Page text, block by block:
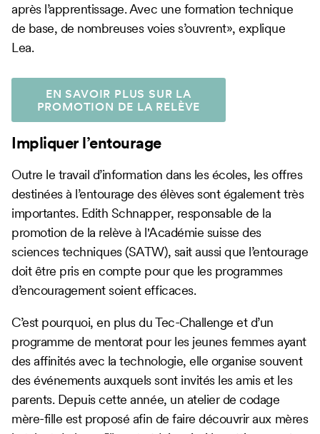
après l’apprentissage. Avec une formation technique
de base, de nombreuses voies s’ouvrent», explique
Lea.
EN SAVOIR PLUS SUR LA
PROMOTION DE LA RELÈVE
Impliquer l’entourage
Outre le travail d’information dans les écoles, les offres
destinées à l’entourage des élèves sont également très
importantes. Edith Schnapper, responsable de la
promotion de la relève à l'Académie suisse des
sciences techniques (SATW), sait aussi que l’entourage
doit être pris en compte pour que les programmes
d’encouragement soient efficaces.
C’est pourquoi, en plus du Tec-Challenge et d’un
programme de mentorat pour les jeunes femmes ayant
des affinités avec la technologie, elle organise souvent
des événements auxquels sont invités les amis et les
parents. Depuis cette année, un atelier de codage
mère-fille est proposé afin de faire découvrir aux mères